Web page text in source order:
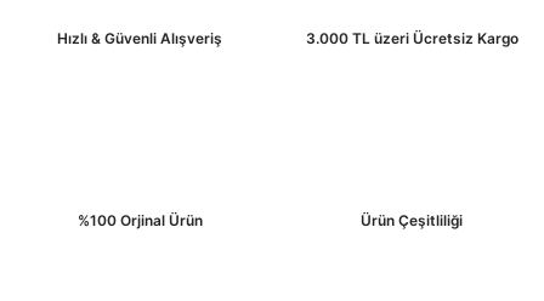
Ürün fiyatı diğer sitelerden daha pahalı.
Hızlı & Güvenli Alışveriş 3.000 TL üzeri Ücretsiz Kargo
%100 Orjinal Ürün Ürün Çeşitliliği